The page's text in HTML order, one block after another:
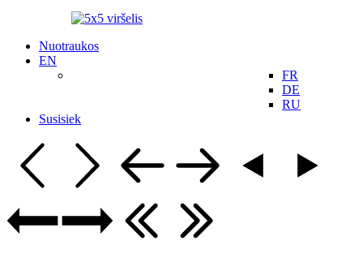
Nuotraukos
EN
FR
DE
RU
Susisiek